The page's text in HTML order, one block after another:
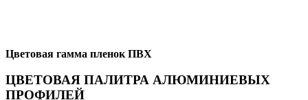
Цветовая гамма пленок ПВХ
ЦВЕТОВАЯ ПАЛИТРА АЛЮМИНИЕВЫХ
ПРОФИЛЕЙ